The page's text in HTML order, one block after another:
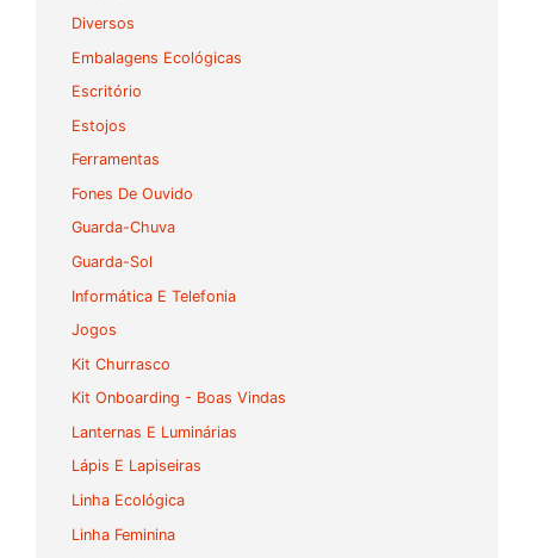
Diversos
Embalagens Ecológicas
Escritório
Estojos
Ferramentas
Fones De Ouvido
Guarda-Chuva
Guarda-Sol
Informática E Telefonia
Jogos
Kit Churrasco
Kit Onboarding - Boas Vindas
Lanternas E Luminárias
Lápis E Lapiseiras
Linha Ecológica
Linha Feminina